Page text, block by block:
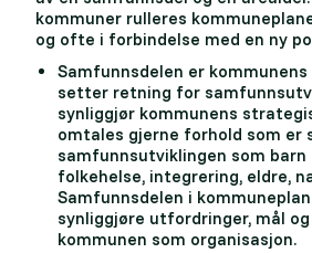
kommuner rulleres
og ofte i forbindelse med en ny
Samfunnsdelen er
setter retning for
synliggjør kommunens
omtales gjerne forhold som
samfunnsutviklingen som barn
folkehelse, integrering, eldre,
Samfunnsdelen i
synliggjøre utfordringer, mål
kommunen som organisasjon.